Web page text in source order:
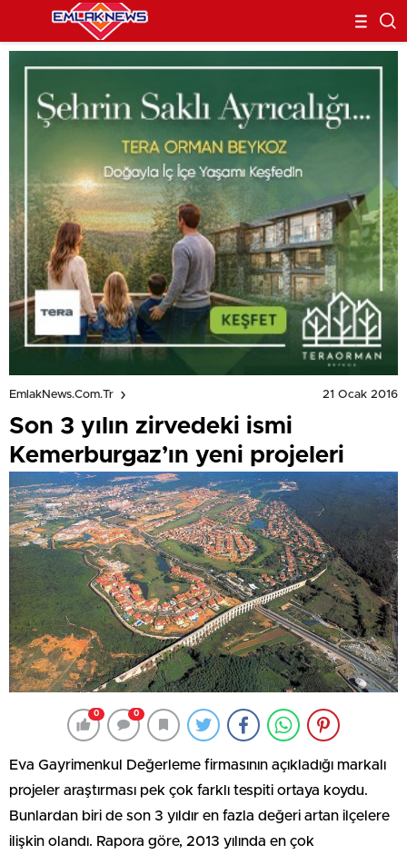
EmlakNews.com.tr 21 Ocak 2016
Son 3 yılın zirvedeki ismi
Kemerburgaz’ın yeni projeleri
0 0
Eva Gayrimenkul Değerleme firmasının açıkladığı markalı
projeler araştırması pek çok farklı tespiti ortaya koydu.
Bunlardan biri de son 3 yıldır en fazla değeri artan ilçelere
ilişkin olandı. Rapora göre, 2013 yılında en çok